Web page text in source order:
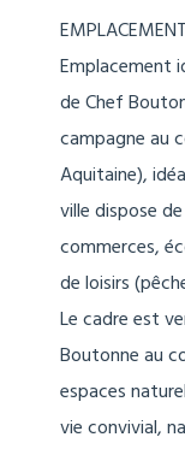
EMPLACEMENT
Emplacement
de Chef
campagne au
Aquitaine),
ville dispose
commerces,
de loisirs
Le cadre est
Boutonne au
espaces
vie convivial,